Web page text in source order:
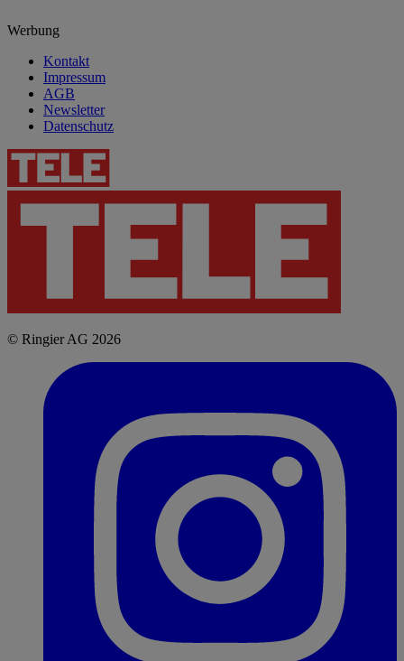
Werbung
Kontakt
Impressum
AGB
Newsletter
Datenschutz
© Ringier AG 2026